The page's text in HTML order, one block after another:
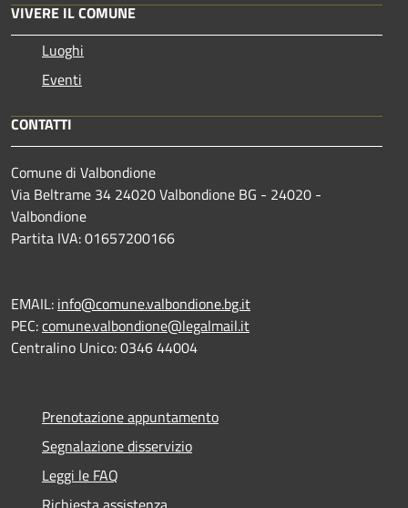
VIVERE IL COMUNE
Luoghi
Eventi
CONTATTI
Comune di Valbondione
Via Beltrame 34 24020 Valbondione BG - 24020 -
Valbondione
Partita IVA: 01657200166
EMAIL: info@comune.valbondione.bg.it
PEC:comune.valbondione@legalmail.it
Centralino Unico: 0346 44004
Prenotazione appuntamento
Segnalazione disservizio
Leggi le FAQ